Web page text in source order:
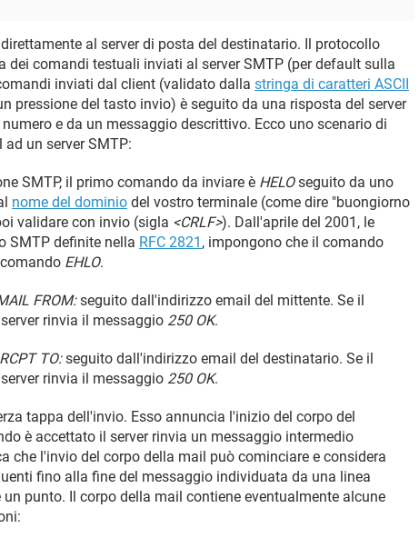
al server di posta del destinatario. Il protocollo
dei comandi testuali inviati al server SMTP (per default sulla
inviati dal client (validato dalla stringa di caratteri ASCII
pressione del tasto invio) è seguito da una risposta del server
e da un messaggio descrittivo. Ecco uno scenario di
un server SMTP:
SMTP, il primo comando da inviare è HELOseguito da uno
nome del dominio del vostro terminale (come dire "buongiorno
validare con invio (sigla <CRLF>). Dall'aprile del 2001, le
SMTP definite nella RFC 2821 , impongono che il comando
EHLO.
FROM:seguito dall'indirizzo email del mittente. Se il
rinvia il messaggio 250 OK.
RCPT TO:seguito dall'indirizzo email del destinatario. Se il
rinvia il messaggio 250 OK.
tappa dell'invio. Esso annuncia l'inizio del corpo del
è accettato il server rinvia un messaggio intermedio
che l'invio del corpo della mail può cominciare e considera
fino alla fine del messaggio individuata da una linea
punto. Il corpo della mail contiene eventualmente alcune